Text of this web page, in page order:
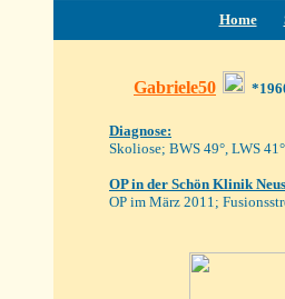
Home
Gabriele50
Diagnose:
Skoliose; BWS 49°, LWS
OPin der Schön Klinik
OP im März 2011 ;